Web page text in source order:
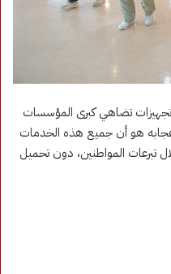
تضاهي كبرى المؤسسات
إعجابه هو أن جميع هذه الخدمات
تبرعات المواطنين، دون تحميل